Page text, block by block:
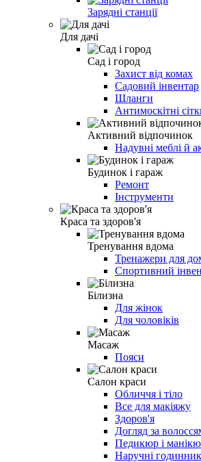
Зарядні станції
Для дачі
Сад і город
Захист від комах
Садовий інвентар
Шланги
Антимоскітні
Активний відпочинок
Надувні меблі й
Будинок і гараж
Ремонт
Інструменти
Краса та здоров'я
Тренування вдома
Тренажери для
Спортивний
Білизна
Для жінок
Для чоловіків
Масаж
Пояси
Салон краси
Обличчя і тіло
Все для макіяжу
Здоров'я
Догляд за
Педикюр і
Наручні